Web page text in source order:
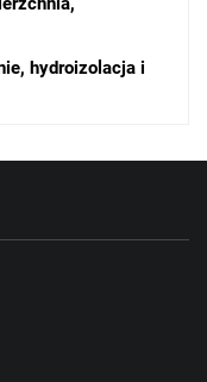
hydroizolacja i